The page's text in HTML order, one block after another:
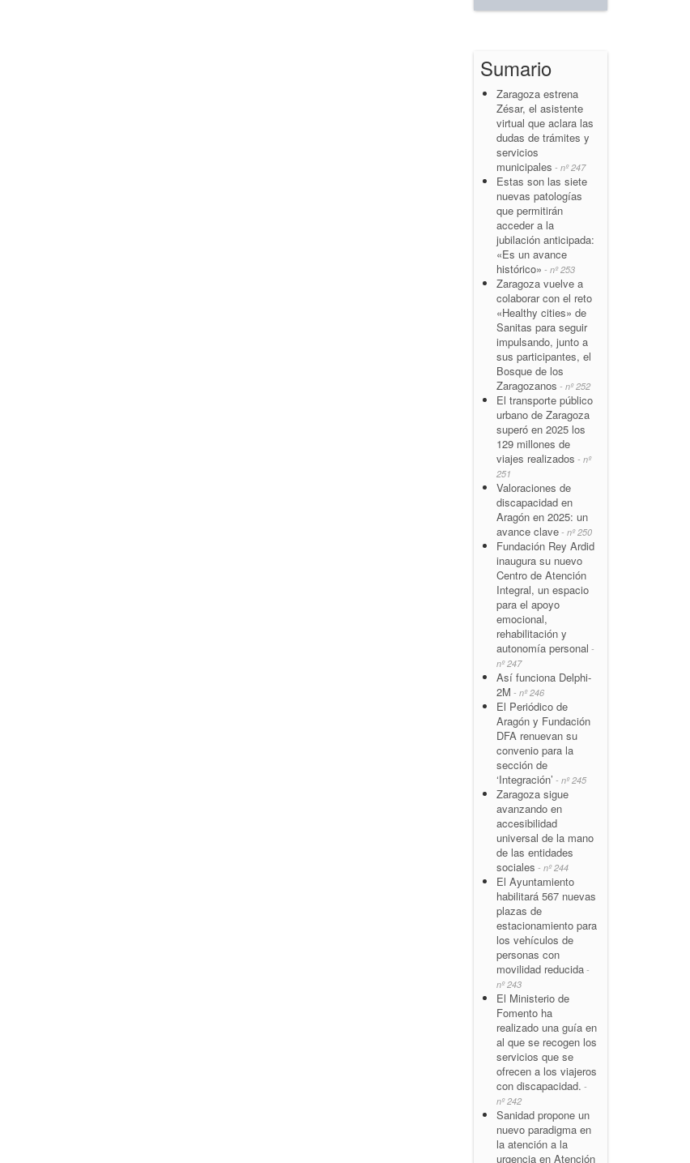
Sumario
Zaragoza estrena
Zésar, el asistente
virtual que aclara las
dudas de trámites y
servicios
municipales - nº 247
Estas son las siete
nuevas patologías
que permitirán
acceder a la
jubilación anticipada:
«Es un avance
histórico» - nº 253
Zaragoza vuelve a
colaborar con el reto
«Healthy cities» de
Sanitas para seguir
impulsando, junto a
sus participantes, el
Bosque de los
Zaragozanos - nº 252
El transporte público
urbano de Zaragoza
superó en 2025 los
129 millones de
viajes realizados - nº
251
Valoraciones de
discapacidad en
Aragón en 2025: un
avance clave - nº 250
Fundación Rey Ardid
inaugura su nuevo
Centro de Atención
Integral, un espacio
para el apoyo
emocional,
rehabilitación y
autonomía personal -
nº 247
Así funciona Delphi-
2M - nº 246
El Periódico de
Aragón y Fundación
DFA renuevan su
convenio para la
sección de
‘Integración’ - nº 245
Zaragoza sigue
avanzando en
accesibilidad
universal de la mano
de las entidades
sociales - nº 244
El Ayuntamiento
habilitará 567 nuevas
plazas de
estacionamiento para
los vehículos de
personas con
movilidad reducida -
nº 243
El Ministerio de
Fomento ha
realizado una guía en
al que se recogen los
servicios que se
ofrecen a los viajeros
con discapacidad. -
nº 242
Sanidad propone un
nuevo paradigma en
la atención a la
urgencia en Atención